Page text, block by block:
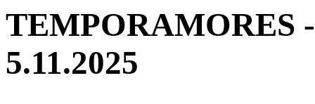
TEMPORAMORES
5.11.2025